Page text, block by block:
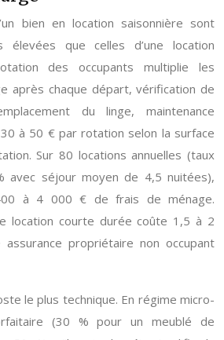
bien en location saisonnière sont
élevées que celles d’une location
des occupants multiplie les
après chaque départ, vérification de
du linge, maintenance
à 50 € par rotation selon la surface
Sur 80 locations annuelles (taux
avec séjour moyen de 4,5 nuitées),
à 4 000 € de frais de ménage.
location courte durée coûte 1,5 à 2
assurance propriétaire non occupant
le plus technique. En régime micro-
(30 % pour un meublé de